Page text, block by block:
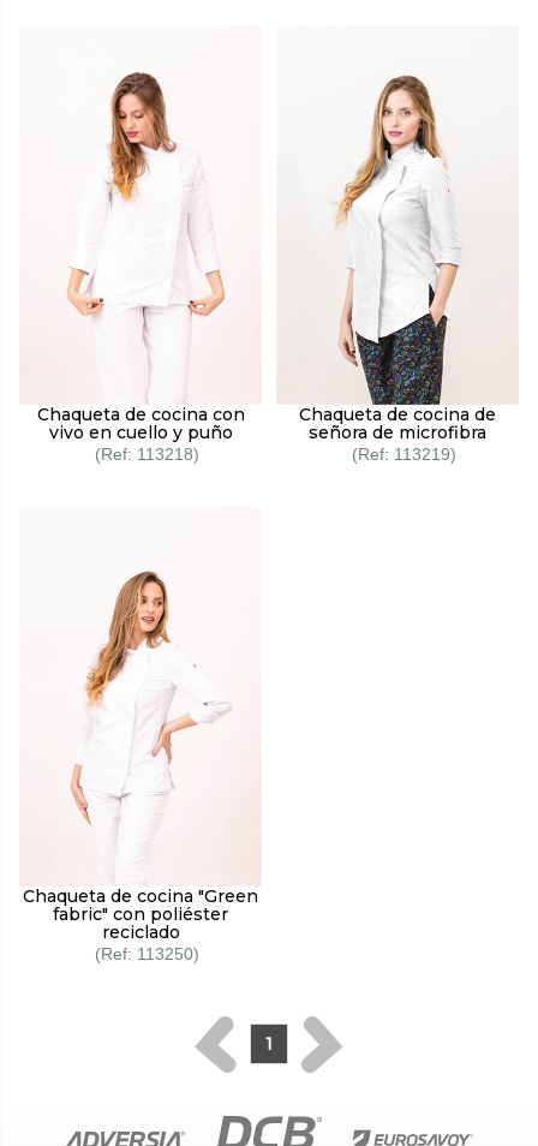
Chaqueta de cocina con
vivo en cuello y puño
113218
Chaqueta de cocina de
señora de microfibra
113219
Chaqueta de cocina "Green
fabric" con poliéster
reciclado
113250
1